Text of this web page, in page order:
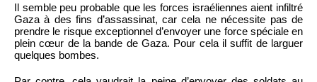
Il semble peu probable que les forces israéliennes aient infiltré
Gaza à des fins d’assassinat, car cela ne nécessite pas de
prendre le risque exceptionnel d’envoyer une force spéciale en
plein cœur de la bande de Gaza. Pour cela il suffit de larguer
quelques bombes.